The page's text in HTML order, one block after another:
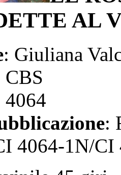
AL
: Giuliana
CBS
4064
:
4064-1N/CI